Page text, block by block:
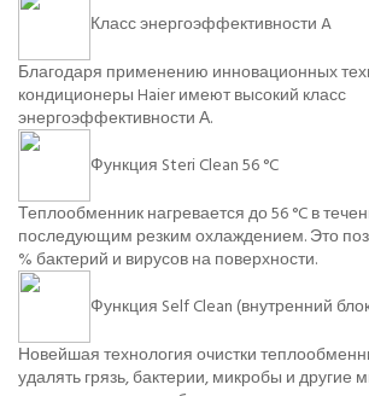
Класс энергоэффективности A
Благодаря применению инновационных
кондиционеры Haier имеют высокий класс
энергоэффективности А.
Функция Steri Clean 56 °C
Теплообменник нагревается до 56 °C в
последующим резким охлаждением. Это
% бактерий и вирусов на поверхности.
Функция Self Clean (внутренний
Новейшая технология очистки
удалять грязь, бактерии, микробы и другие